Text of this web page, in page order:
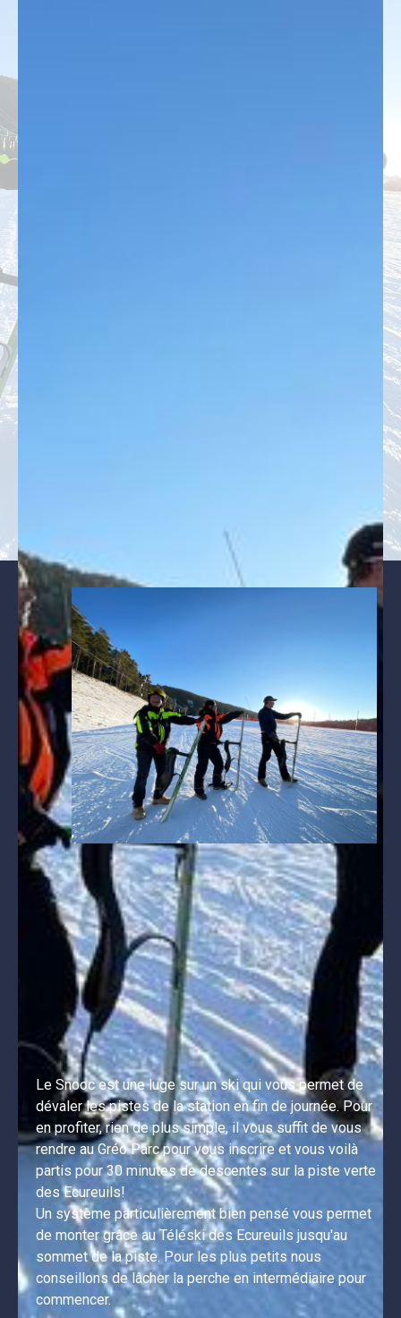
Le Snooc est une luge sur un ski qui vous permet de
dévaler les pistes de la station en fin de journée. Pour
en profiter, rien de plus simple, il vous suffit de vous
rendre au Gréo Parc pour vous inscrire et vous voilà
partis pour 30 minutes de descentes sur la piste verte
des Ecureuils!
Un système particulièrement bien pensé vous permet
de monter grâce au Téléski des Ecureuils jusqu'au
sommet de la piste. Pour les plus petits nous
conseillons de lâcher la perche en intermédiaire pour
commencer.